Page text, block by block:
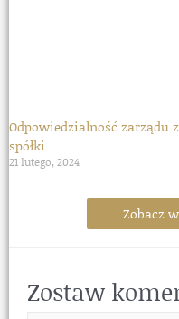
Odpowiedzialność zarządu
spółki
21 lutego, 2024
Zobacz
Zostaw